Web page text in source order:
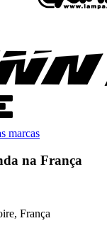
marcas
na França
França